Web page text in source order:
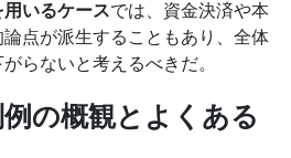
いるケースでは、資金決済や本
点が派生することもあり、全体
らないと考えるべきだ。
の概観とよくある